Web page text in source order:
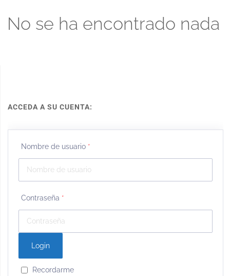
No se ha encontrado nada
ACCEDA A SU CUENTA:
Nombre de usuario *
Contraseña *
Recordarme